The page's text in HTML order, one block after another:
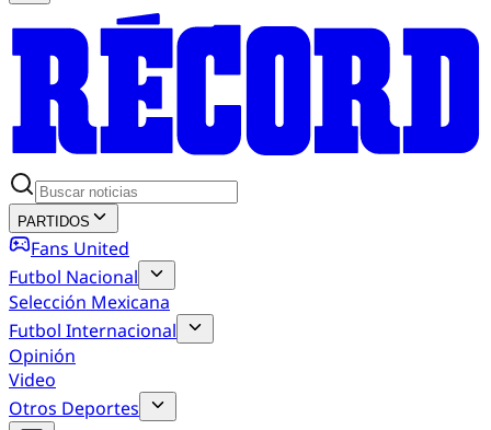
PARTIDOS
Fans United
Futbol Nacional
Selección Mexicana
Futbol Internacional
Opinión
Video
Otros Deportes